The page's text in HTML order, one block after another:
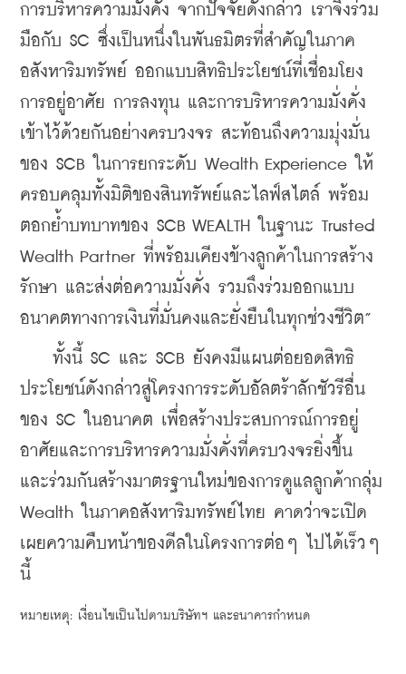
การบริหารความมั่งคั่ง จากปัจจัยดังกล่าว เราจึงร่วม
มือกับ SC ซึ่งเป็นหนึ่งในพันธมิตรที่สำคัญในภาค
อสังหาริมทรัพย์ ออกแบบสิทธิประโยชน์ที่เชื่อมโยง
การอยู่อาศัย การลงทุน และการบริหารความมั่งคั่ง
เข้าไว้ด้วยกันอย่างครบวงจร สะท้อนถึงความมุ่งมั่น
ของ SCB ในการยกระดับ Wealth Experience ให้
ครอบคลุมทั้งมิติของสินทรัพย์และไลฟ์สไตล์ พร้อม
ตอกย้ำบทบาทของ SCB WEALTH ในฐานะ Trusted
Wealth Partner ที่พร้อมเคียงข้างลูกค้าในการสร้าง
รักษา และส่งต่อความมั่งคั่ง รวมถึงร่วมออกแบบ
อนาคตทางการเงินที่มั่นคงและยั่งยืนในทุกช่วงชีวิต”
ทั้งนี้ SC และ SCB ยังคงมีแผนต่อยอดสิทธิ
ประโยชน์ดังกล่าวสู่โครงการระดับอัลตร้าลักชัวรีอื่น
ของ SC ในอนาคต เพื่อสร้างประสบการณ์การอยู่
อาศัยและการบริหารความมั่งคั่งที่ครบวงจรยิ่งขึ้น
และร่วมกันสร้างมาตรฐานใหม่ของการดูแลลูกค้ากลุ่ม
Wealth ในภาคอสังหาริมทรัพย์ไทย คาดว่าจะเปิด
เผยความคืบหน้าของดีลในโครงการต่อๆ ไปได้เร็วๆ
นี้
หมายเหตุ: เงื่อนไขเป็นไปตามบริษัทฯ และธนาคารกำหนด